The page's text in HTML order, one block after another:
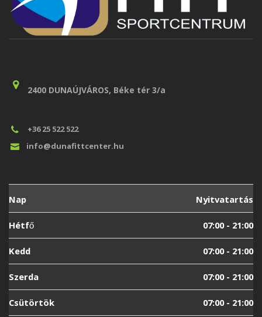
2400 DUNAÚJVÁROS, Béke tér 3/a
+36 25 522 522
info@dunafittcenter.hu
Nap Nyitvatartás
Hétfő 07:00 - 21:00
Kedd 07:00 - 21:00
Szerda 07:00 - 21:00
Csütörtök 07:00 - 21:00